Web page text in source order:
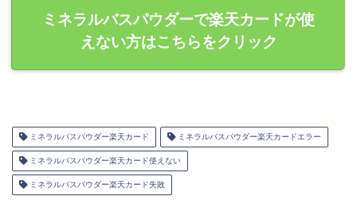
ミネラルバスパウダーで楽天カードが使
えない方はこちらをクリック
ミネラルバスパウダー楽天カード ミネラルバスパウダー楽天カードエラー
ミネラルバスパウダー楽天カード使えない
ミネラルバスパウダー楽天カード失敗